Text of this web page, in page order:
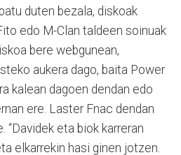
duten bezala, diskoak
edo M-Clan taldeen soinuak
bere webgunean,
aukera dago, baita Power
kalean dagoen dendan edo
ere. Laster Fnac dendan
eta biok karreran
elkarrekin hasi ginen jotzen.